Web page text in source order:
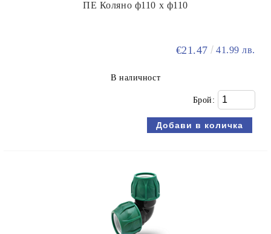
ПЕ Коляно ф110 х ф110
€21.47 41.99 лв.
В наличност
Брой: